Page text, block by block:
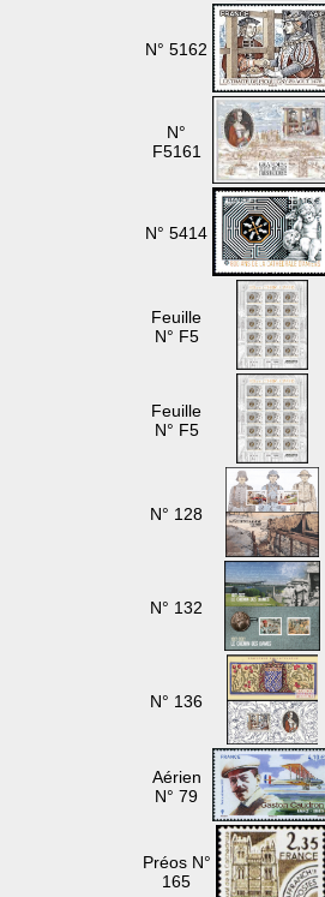
N° 5162
N°
F5161
N° 5414
Feuille
N° F5
Feuille
N° F5
N° 128
N° 132
N° 136
Aérien
N° 79
Préos N°
165